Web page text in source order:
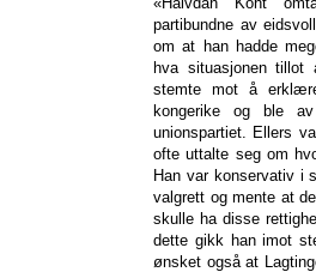
partibundne av
om at han hadde
hva situasjonen tillot
stemte mot å
kongerike og ble
unionspartiet. Ellers
ofte uttalte seg om
Han var konservativ i
valgrett og mente at
skulle ha disse
dette gikk han imot
ønsket også at